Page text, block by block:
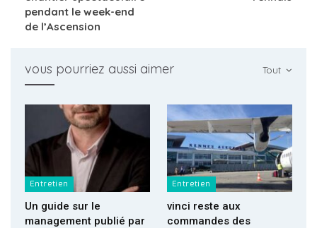
pendant le week-end
de l’Ascension
Tout
vous pourriez aussi aimer
Entretien
Un guide sur le
management publié par
Entretien
vinci reste aux
commandes des